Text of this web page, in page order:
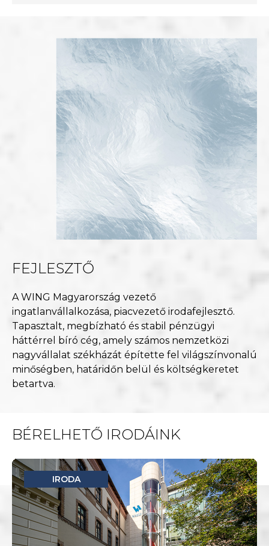
FEJLESZTŐ
A WING Magyarország vezető
ingatlanvállalkozása, piacvezető irodafejlesztő.
Tapasztalt, megbízható és stabil pénzügyi
háttérrel bíró cég, amely számos nemzetközi
nagyvállalat székházát építette fel világszínvonalú
minőségben, határidőn belül és költségkeretet
betartva.
BÉRELHETŐ IRODÁINK
IRODA